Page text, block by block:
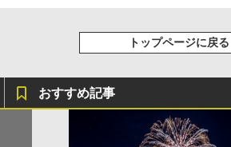
トップページに戻る
おすすめ記事